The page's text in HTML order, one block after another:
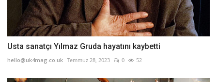
Usta sanatçı Yılmaz Gruda hayatını kaybetti
hello@uk4mag.co.uk Temmuz 28, 2023 0 52